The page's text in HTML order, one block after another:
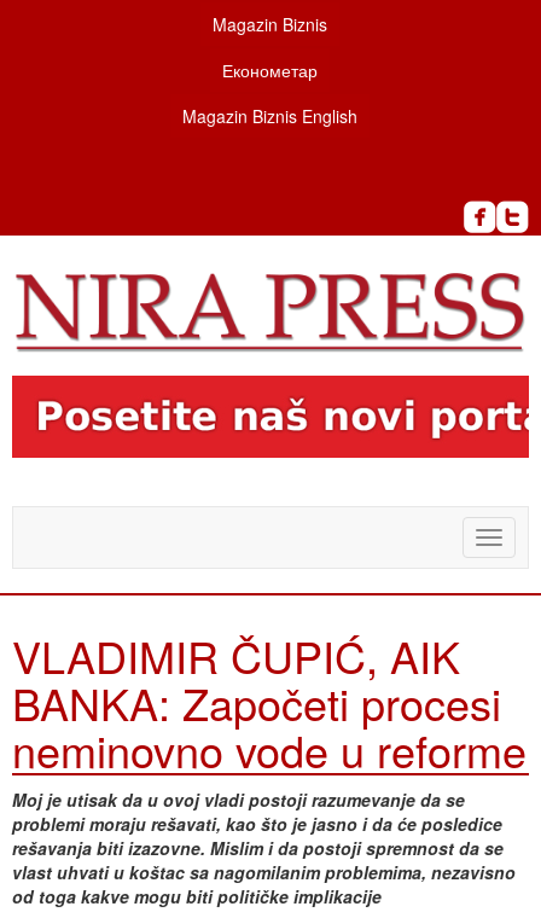
Magazin Biznis
Економетар
Magazin Biznis English
Toggle
VLADIMIR ČUPIĆ, AIK
BANKA: Započeti procesi
neminovno vode u reforme
Moj je utisak da u ovoj vladi postoji razumevanje da se
problemi moraju rešavati, kao što je jasno i da će posledice
rešavanja biti izazovne. Mislim i da postoji spremnost da se
vlast uhvati u koštac sa nagomilanim problemima, nezavisno
od toga kakve mogu biti političke implikacije